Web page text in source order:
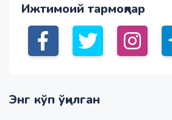
Ижтимоий тармоқлар
Энг кўп ўқилган